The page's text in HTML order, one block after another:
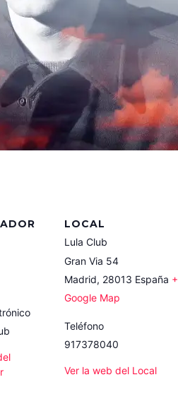
LOCAL
Lula Club
Gran Via 54
Madrid, 28013 España +
Google Map
Teléfono
917378040
Ver la web del Local